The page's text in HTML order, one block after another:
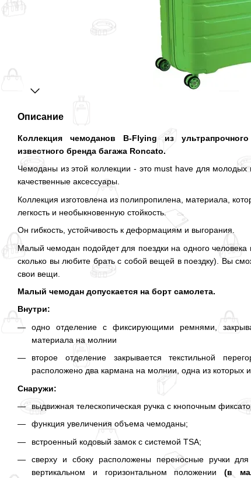
Описание
Коллекция чемоданов B-Flying из
известного бренда багажа Roncato.
Чемоданы из этой коллекции - это must have для молодых
качественные аксессуары.
Коллекция изготовлена ​​из полипропилена, материала,
легкость и необыкновенную стойкость.
Он гибкость, устойчивость к деформациям и выгорания.
Малый чемодан подойдет для поездки на одного человека
сколько вы любите брать с собой вещей в поездку). Вы
свои вещи.
Малый чемодан допускается на борт самолета.
Внутри:
одно отделение с фиксирующими ремнями,
материала на молнии
второе отделение закрывается текстильной
расположено два кармана на молнии, одна из которых
Снаружи:
выдвижная телескопическая ручка с кнопочным
функция увеличения объема чемоданы;
встроенный кодовый замок с системой TSA;
сверху и сбоку расположены переносные ручки
вертикальном и горизонтальном положении (в